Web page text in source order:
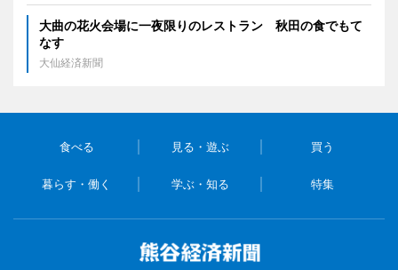
大曲の花火会場に一夜限りのレストラン 秋田の食でもて
なす
大仙経済新聞
食べる 見る・遊ぶ 買う
暮らす・働く 学ぶ・知る 特集